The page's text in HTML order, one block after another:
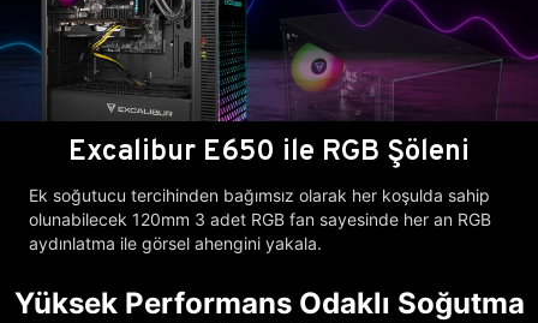
Excalibur E650 ile RGB Şöleni
Ek soğutucu tercihinden bağımsız olarak her koşulda sahip
olunabilecek 120mm 3 adet RGB fan sayesinde her an RGB
aydınlatma ile görsel ahengini yakala.
Yüksek Performans Odaklı Soğutma